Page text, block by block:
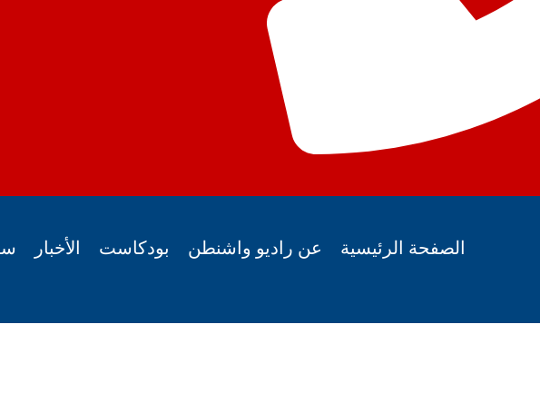
الصفحة الرئيسية عن راديو واشنطن بودكاست الأخبار